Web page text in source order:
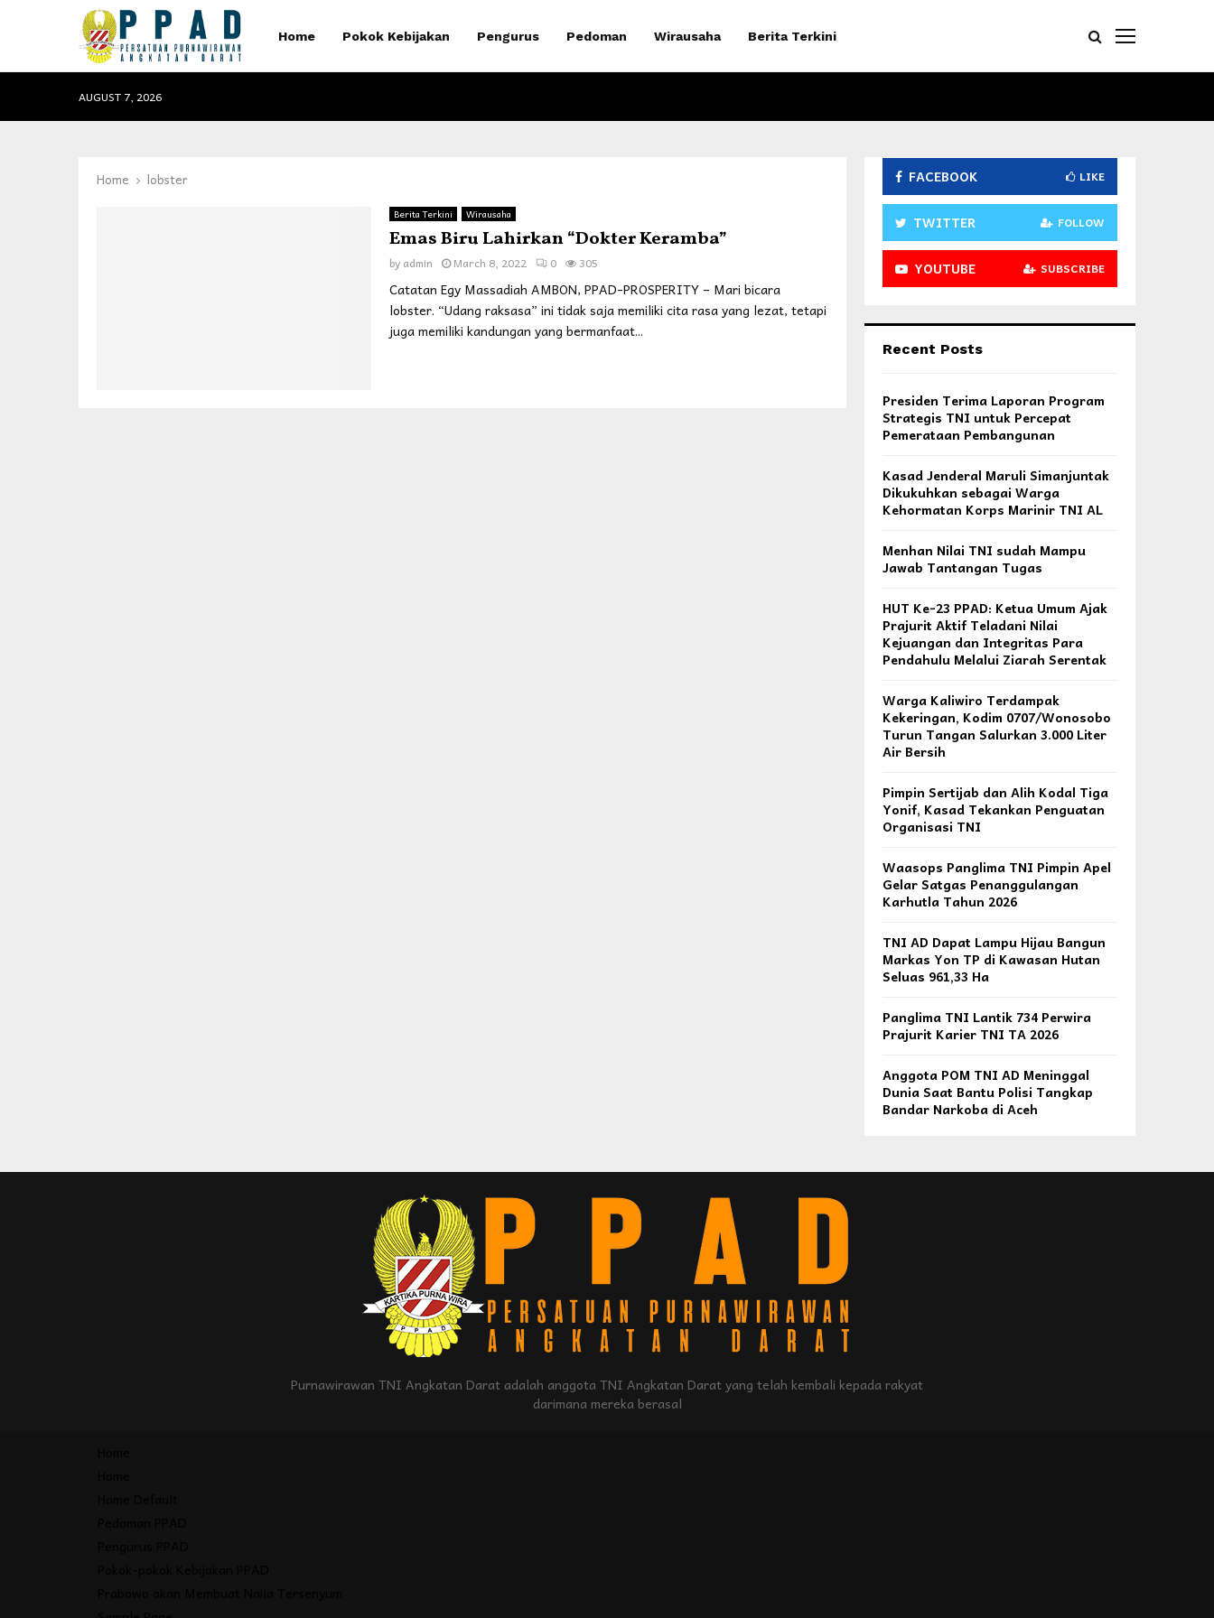
Home Pokok Kebijakan Pengurus Pedoman Wirausaha Berita Terkini
AUGUST 7, 2026
Home lobster
Berita Terkini Wirausaha
Emas Biru Lahirkan “Dokter Keramba”
by admin March 8, 2022 0 305
Catatan Egy Massadiah AMBON, PPAD-PROSPERITY – Mari bicara
lobster. “Udang raksasa” ini tidak saja memiliki cita rasa yang lezat, tetapi
juga memiliki kandungan yang bermanfaat...
FACEBOOK LIKE
TWITTER FOLLOW
YOUTUBE SUBSCRIBE
Recent Posts
Presiden Terima Laporan Program
Strategis TNI untuk Percepat
Pemerataan Pembangunan
Kasad Jenderal Maruli Simanjuntak
Dikukuhkan sebagai Warga
Kehormatan Korps Marinir TNI AL
Menhan Nilai TNI sudah Mampu
Jawab Tantangan Tugas
HUT Ke-23 PPAD: Ketua Umum Ajak
Prajurit Aktif Teladani Nilai
Kejuangan dan Integritas Para
Pendahulu Melalui Ziarah Serentak
Warga Kaliwiro Terdampak
Kekeringan, Kodim 0707/Wonosobo
Turun Tangan Salurkan 3.000 Liter
Air Bersih
Pimpin Sertijab dan Alih Kodal Tiga
Yonif, Kasad Tekankan Penguatan
Organisasi TNI
Waasops Panglima TNI Pimpin Apel
Gelar Satgas Penanggulangan
Karhutla Tahun 2026
TNI AD Dapat Lampu Hijau Bangun
Markas Yon TP di Kawasan Hutan
Seluas 961,33 Ha
Panglima TNI Lantik 734 Perwira
Prajurit Karier TNI TA 2026
Anggota POM TNI AD Meninggal
Dunia Saat Bantu Polisi Tangkap
Bandar Narkoba di Aceh
Purnawirawan TNI Angkatan Darat adalah anggota TNI Angkatan Darat yang telah kembali kepada rakyat
darimana mereka berasal